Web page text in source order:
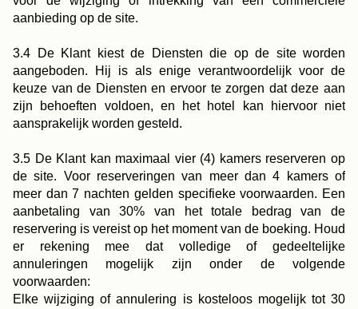
aanbieding op de site.
3.4 De Klant kiest de Diensten die op de site worden
aangeboden. Hij is als enige verantwoordelijk voor de
keuze van de Diensten en ervoor te zorgen dat deze aan
zijn behoeften voldoen, en het hotel kan hiervoor niet
aansprakelijk worden gesteld.
3.5 De Klant kan maximaal vier (4) kamers reserveren op
de site. Voor reserveringen van meer dan 4 kamers of
meer dan 7 nachten gelden specifieke voorwaarden. Een
aanbetaling van 30% van het totale bedrag van de
reservering is vereist op het moment van de boeking. Houd
er rekening mee dat volledige of gedeeltelijke
annuleringen mogelijk zijn onder de volgende
voorwaarden:
Elke wijziging of annulering is kosteloos mogelijk tot 30